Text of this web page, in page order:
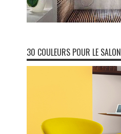
30 COULEURS POUR LE SALON